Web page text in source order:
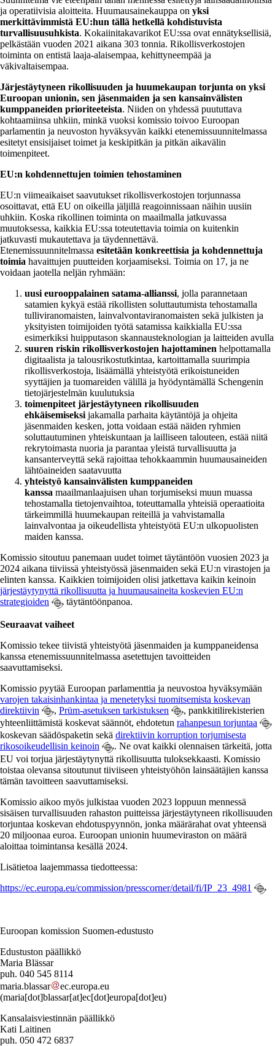
ja operatiivisia aloitteita. Huumausainekauppa on yksi
merkittävimmistä EU:hun tällä hetkellä kohdistuvista
turvallisuusuhkista. Kokaiinitakavarikot EU:ssa ovat ennätyksellisiä,
pelkästään vuoden 2021 aikana 303 tonnia. Rikollisverkostojen
toiminta on entistä laaja-alaisempaa, kehittyneempää ja
väkivaltaisempaa.
Järjestäytyneen rikollisuuden ja huumekaupan torjunta on yksi
Euroopan unionin, sen jäsenmaiden ja sen kansainvälisten
kumppaneiden prioriteeteista. Niiden on yhdessä puututtava
kohtaamiinsa uhkiin, minkä vuoksi komissio toivoo Euroopan
parlamentin ja neuvoston hyväksyvän kaikki etenemissuunnitelmassa
esitetyt ensisijaiset toimet ja keskipitkän ja pitkän aikavälin
toimenpiteet.
EU:n kohdennettujen toimien tehostaminen
EU:n viimeaikaiset saavutukset rikollisverkostojen torjunnassa
osoittavat, että EU on oikeilla jäljillä reagoinnissaan näihin uusiin
uhkiin. Koska rikollinen toiminta on maailmalla jatkuvassa
muutoksessa, kaikkia EU:ssa toteutettavia toimia on kuitenkin
jatkuvasti mukautettava ja täydennettävä.
Etenemissuunnitelmassa esitetään konkreettisia ja kohdennettuja
toimia havaittujen puutteiden korjaamiseksi. Toimia on 17, ja ne
voidaan jaotella neljän ryhmään:
uusi eurooppalainen satama-allianssi, jolla parannetaan
satamien kykyä estää rikollisten soluttautumista tehostamalla
tulliviranomaisten, lainvalvontaviranomaisten sekä julkisten ja
yksityisten toimijoiden työtä satamissa kaikkialla EU:ssa
esimerkiksi huipputason skannausteknologian ja laitteiden avulla
suuren riskin rikollisverkostojen hajottaminen helpottamalla
digitaalista ja talousrikostutkintaa, kartoittamalla suurimpia
rikollisverkostoja, lisäämällä yhteistyötä erikoistuneiden
syyttäjien ja tuomareiden välillä ja hyödyntämällä Schengenin
tietojärjestelmän kuulutuksia
toimenpiteet järjestäytyneen rikollisuuden
ehkäisemiseksi jakamalla parhaita käytäntöjä ja ohjeita
jäsenmaiden kesken, jotta voidaan estää näiden ryhmien
soluttautuminen yhteiskuntaan ja lailliseen talouteen, estää niitä
rekrytoimasta nuoria ja parantaa yleistä turvallisuutta ja
kansanterveyttä sekä rajoittaa tehokkaammin huumausaineiden
lähtöaineiden saatavuutta
yhteistyö kansainvälisten kumppaneiden
kanssa maailmanlaajuisen uhan torjumiseksi muun muassa
tehostamalla tietojenvaihtoa, toteuttamalla yhteisiä operaatioita
tärkeimmillä huumekaupan reiteillä ja vahvistamalla
lainvalvontaa ja oikeudellista yhteistyötä EU:n ulkopuolisten
maiden kanssa.
Komissio sitoutuu panemaan uudet toimet täytäntöön vuosien 2023 ja
2024 aikana tiiviissä yhteistyössä jäsenmaiden sekä EU:n virastojen ja
elinten kanssa. Kaikkien toimijoiden olisi jatkettava kaikin keinoin
järjestäytynyttä rikollisuutta ja huumausaineita koskevien EU:n
strategioiden
täytäntöönpanoa.
Seuraavat vaiheet
Komissio tekee tiivistä yhteistyötä jäsenmaiden ja kumppaneidensa
kanssa etenemissuunnitelmassa asetettujen tavoitteiden
saavuttamiseksi.
Komissio pyytää Euroopan parlamenttia ja neuvostoa hyväksymään
varojen takaisinhankintaa ja menetetyksi tuomitsemista koskevan
direktiivin
, Prüm-asetuksen tarkistuksen
, pankkitilirekisterien
yhteenliittämistä koskevat säännöt, ehdotetun rahanpesun torjuntaa
koskevan säädöspaketin sekä direktiivin korruption torjumisesta
rikosoikeudellisin keinoin
. Ne ovat kaikki olennaisen tärkeitä, jotta
EU voi torjua järjestäytynyttä rikollisuutta tuloksekkaasti. Komissio
toistaa olevansa sitoutunut tiiviiseen yhteistyöhön lainsäätäjien kanssa
tämän tavoitteen saavuttamiseksi.
Komissio aikoo myös julkistaa vuoden 2023 loppuun mennessä
sisäisen turvallisuuden rahaston puitteissa järjestäytyneen rikollisuuden
torjuntaa koskevan ehdotuspyynnön, jonka määrärahat ovat yhteensä
20 miljoonaa euroa. Euroopan unionin huumeviraston on määrä
aloittaa toimintansa kesällä 2024.
Lisätietoa laajemmassa tiedotteessa:
https://ec.europa.eu/commission/presscorner/detail/fi/IP_23_4981
Euroopan komission Suomen-edustusto
Edustuston päällikkö
Maria Blässar
puh. 040 545 8114
maria.blassar ec.europa.eu
(maria[dot]blassar[at]ec[dot]europa[dot]eu)
Kansalaisviestinnän päällikkö
Kati Laitinen
puh. 050 472 6837